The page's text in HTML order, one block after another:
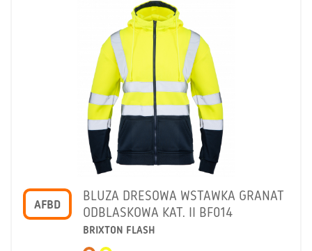
AFBD
BLUZA DRESOWA WSTAWKA GRANAT
ODBLASKOWA KAT. II BF014
BRIXTON FLASH